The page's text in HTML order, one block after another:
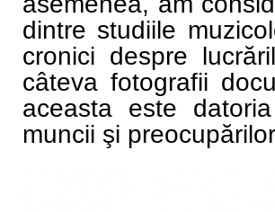
dintre studiile
cronici despre
câteva fotografii
aceasta este
muncii şi